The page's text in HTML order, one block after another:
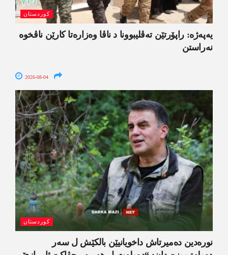
کوردستان
یەپەژە: راپۆرتێن تەڤلیبوونا د ناڤا وەزارەتا کارێن ناڤخوە
نەراستن
2026-08-04
کوردستان
نورەدین دەمیرتاش داخویانیێن بالکێش ل سەر